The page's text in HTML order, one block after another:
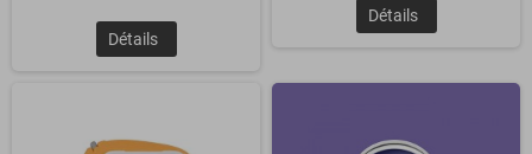
Détails
Détails